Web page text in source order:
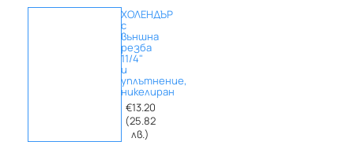
ХОЛЕНДЪР
с
външна
резба
11/4"
и
уплътнение,
никелиран
€13.20
(25.82
лв.)